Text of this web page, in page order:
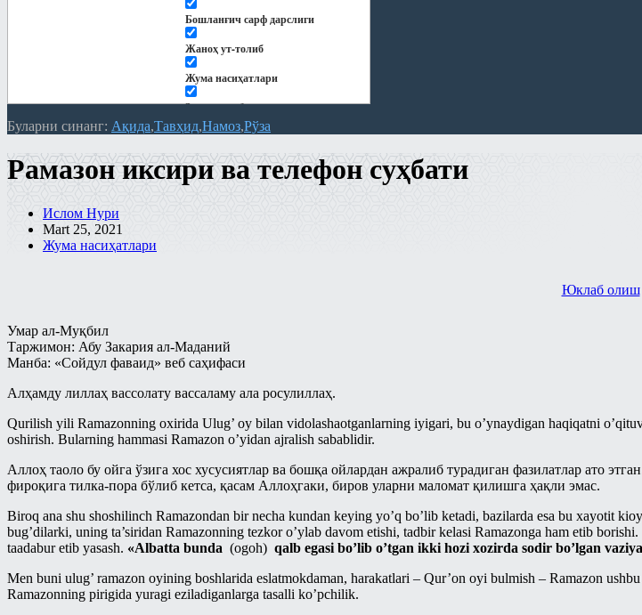
Рўза
Сийрат ва тарих
Тарбия
Турли мавзулар
Фиқҳий масалалар
Намоз китоби
Никоҳ китоби
Рўза китоби
Талоқ китоби
Ўлик ерни тирилтириш ва мубоҳ
китоб
Ҳаж китоби
Шерикликлар китоби
Ҳаж
Бошланғич сарф дарслиги
Жаноҳ ут-толиб
Жума насиҳатлари
Закот китоби
Китоблар
Кундалик дарслар
Намоз
Никоҳ ва оила
Панд-насиҳат
Рамазонга ҳозирдан тайёрланайлик
Сийрат ва тарих
Тарбия
Турли мавзулар
Фиқҳ
Фиқҳий масалалар
Буларни синанг: Ақида Тавҳид Намоз Рўза
Рамазон иксири ва телефон суҳбати
Ислом Нури
Mart 25, 2021
Жума насиҳатлари
Юклаб олиш
Умар ал-Муқбил
Таржимон: Абу Закария ал-Маданий
Манба: «Сойдул фаваид» веб саҳифаси
Алҳамду лиллаҳ вассолату вассаламу ала росулиллаҳ.
Qurilish yili Ramazonning oxirida Ulug’ oy bilan vidolashaotganlarning iyigari, bu o’ynaydigan haqiqatni
oshirish. Bularning hammasi Ramazon o’yidan ajralish sabablidir.
Аллоҳ таоло бу ойга ўзига хос хусусиятлар ва бошқа ойлардан ажралиб турадиган фазилатлар ато
фироқига тилка-пора бўлиб кетса, қасам Аллоҳгаки, биров уларни маломат қилишга ҳақли эмас.
Biroq ana shu shoshilinch Ramazondan bir necha kundan keying yo’q bo’lib ketadi, bazilarda esa bu xayotit
bug’dilarki, uning ta’siridan Ramazonning tezkor o’ylab davom etishi, tadbir kelasi Ramazonga ham etib
taadabur etib yasash. «Albatta bunda (ogoh) qalb egasi bo’lib o’tgan ikki hozi xozirda sodir bo’lgan
Men buni ulug’ ramazon oyining boshlarida eslatmokdaman, harakatlari – Qur’on oyi bulmish – Ramazon
Ramazonning pirigida yuragi eziladiganlarga tasalli ko’pchilik.